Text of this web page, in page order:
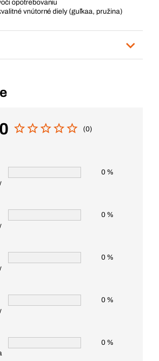
opotrebovaniu
vnútorné diely (guľkaa, pružina)
0 (0)
0 %
0 %
0 %
0 %
0 %